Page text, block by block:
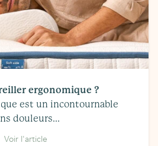
ergonomique ?
est un incontournable
douleurs...
Voir l'article